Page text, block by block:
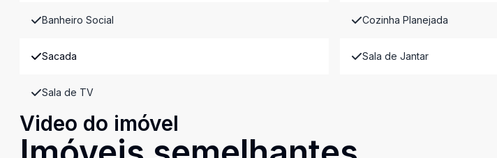
Banheiro Social Cozinha Planejada
Sacada Sala de Jantar
Sala de TV
Video do imóvel